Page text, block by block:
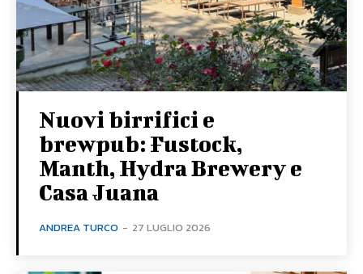
Nuovi birrifici e
brewpub: Fustock,
Manth, Hydra Brewery e
Casa Juana
ANDREA TURCO - 27 LUGLIO 2026